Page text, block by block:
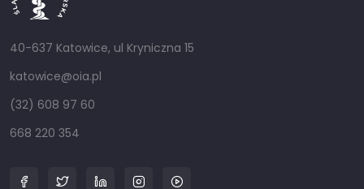
40-637 Katowice, ul Kryniczna 15
katowice@oia.pl
(32) 608 97 60
668 220 354